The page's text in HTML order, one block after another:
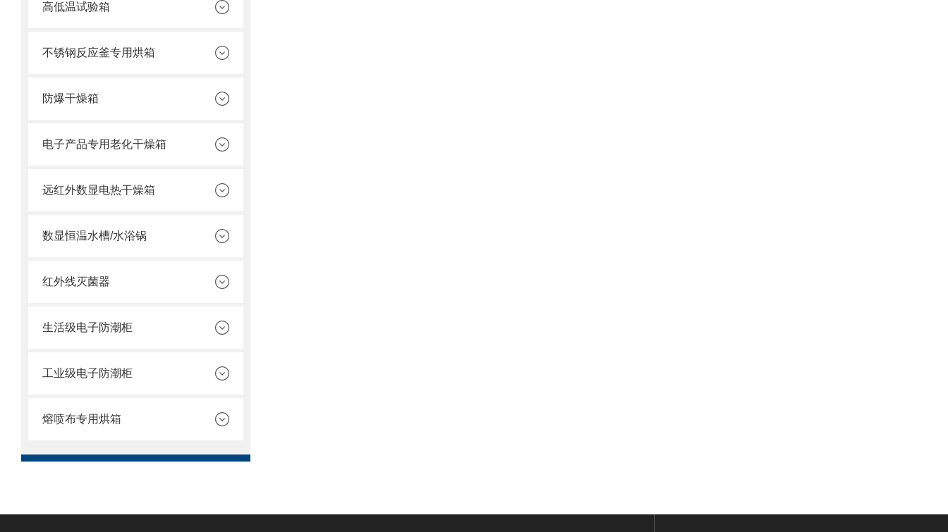
高低温试验箱
不锈钢反应釜专用烘箱
防爆干燥箱
电子产品专用老化干燥箱
远红外数显电热干燥箱
数显恒温水槽/水浴锅
红外线灭菌器
生活级电子防潮柜
工业级电子防潮柜
熔喷布专用烘箱